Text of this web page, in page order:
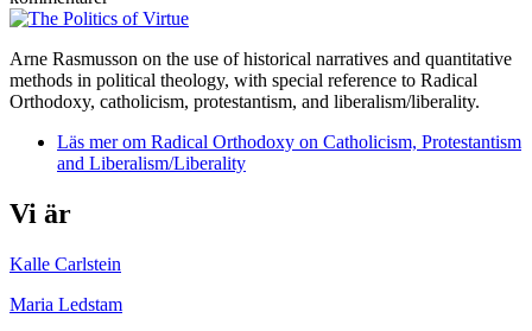
Arne Rasmusson on the use of historical narratives and quantitative
methods in political theology, with special reference to Radical
Orthodoxy, catholicism, protestantism, and liberalism/liberality.
Läs merom Radical Orthodoxy on Catholicism, Protestantism
and Liberalism/Liberality
Vi är
Kalle Carlstein
Maria Ledstam